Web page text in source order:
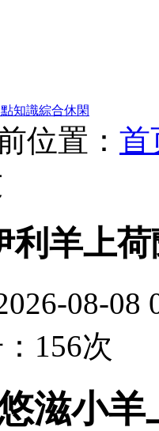
知識綜合休閑
位置： 首
利羊上
08-08
156次
滋小